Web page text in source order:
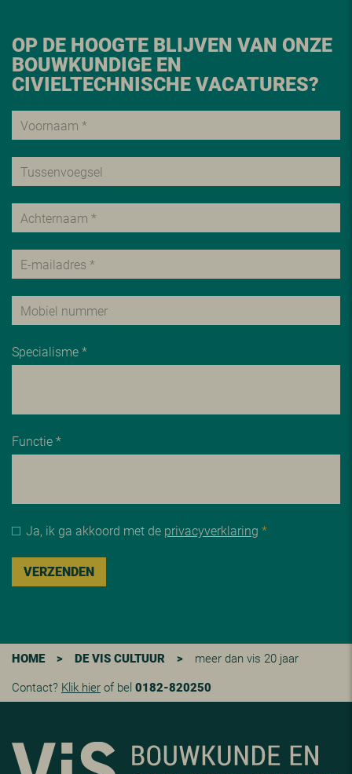
OP DE HOOGTE BLIJVEN VAN ONZE
BOUWKUNDIGE EN
CIVIELTECHNISCHE VACATURES?
Specialisme *
Functie *
Ja, ik ga akkoord met de privacyverklaring *
VERZENDEN
HOME > DE VIS CULTUUR >
meer dan vis 20 jaar
Contact? Klik hier of bel 0182-820250